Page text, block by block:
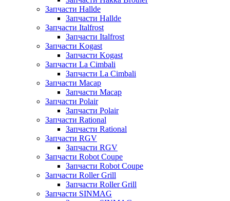
Запчасти Hallde
Запчасти Hallde
Запчасти Italfrost
Запчасти Italfrost
Запчасти Kogast
Запчасти Kogast
Запчасти La Cimbali
Запчасти La Cimbali
Запчасти Macap
Запчасти Macap
Запчасти Polair
Запчасти Polair
Запчасти Rational
Запчасти Rational
Запчасти RGV
Запчасти RGV
Запчасти Robot Coupe
Запчасти Robot Coupe
Запчасти Roller Grill
Запчасти Roller Grill
Запчасти SINMAG